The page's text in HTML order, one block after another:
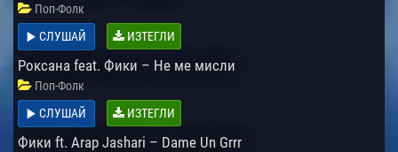
Поп-Фолк
СЛУШАЙ
ИЗТЕГЛИ
Роксана feat. Фики – Не ме мисли
Поп-Фолк
СЛУШАЙ
ИЗТЕГЛИ
Фики ft. Arap Jashari – Dame Un Grrr